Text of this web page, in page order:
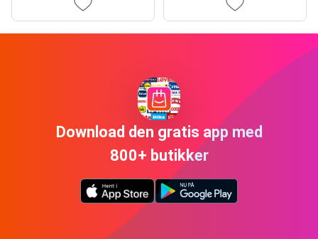
Download den gratis app med
800+ butikker